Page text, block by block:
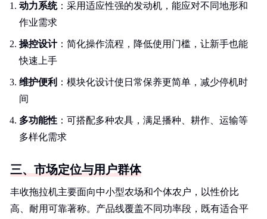
动力系统：采用适应性强的发动机，能应对不同地形和
作业需求
操控设计：简化操作流程，降低使用门槛，让新手也能
快速上手
维护便利 ：模块化设计使日常保养更简单，减少停机时
间
多功能性 ：可搭配多种农具，满足播种、耕作、运输等
多样化需求
三、市场定位与用户群体
丰收拖拉机主要面向中小型农场和个体农户，以性价比
高、耐用可靠著称。产品线覆盖不同功率段，既有适合平